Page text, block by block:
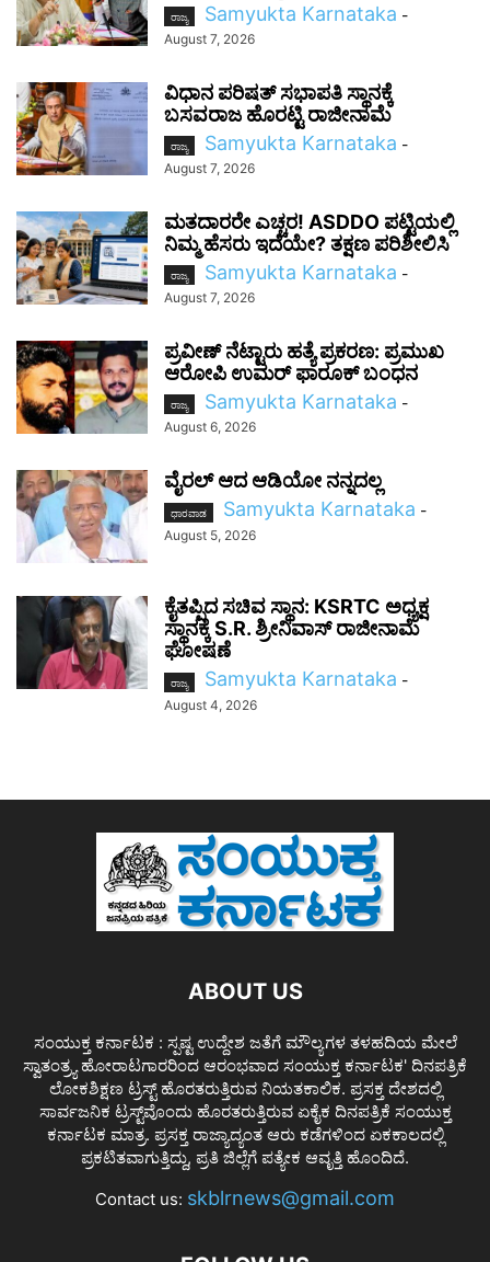
ರಾಜ್ಯ Samyukta Karnataka -
August 7, 2026
ವಿಧಾನ ಪರಿಷತ್ ಸಭಾಪತಿ ಸ್ಥಾನಕ್ಕೆ
ಬಸವರಾಜ ಹೊರಟ್ಟಿ ರಾಜೀನಾಮೆ
ರಾಜ್ಯ Samyukta Karnataka -
August 7, 2026
ಮತದಾರರೇ ಎಚ್ಚರ! ASDDO ಪಟ್ಟಿಯಲ್ಲಿ
ನಿಮ್ಮ ಹೆಸರು ಇದೆಯೇ? ತಕ್ಷಣ ಪರಿಶೀಲಿಸಿ
ರಾಜ್ಯ Samyukta Karnataka -
August 7, 2026
ಪ್ರವೀಣ್ ನೆಟ್ಟಾರು ಹತ್ಯೆ ಪ್ರಕರಣ: ಪ್ರಮುಖ
ಆರೋಪಿ ಉಮರ್ ಫಾರೂಕ್ ಬಂಧನ
ರಾಜ್ಯ Samyukta Karnataka -
August 6, 2026
ವೈರಲ್ ಆದ ಆಡಿಯೋ ನನ್ನದಲ್ಲ
ಧಾರವಾಡ Samyukta Karnataka -
August 5, 2026
ಕೈತಪ್ಪಿದ ಸಚಿವ ಸ್ಥಾನ: KSRTC ಅಧ್ಯಕ್ಷ
ಸ್ಥಾನಕ್ಕೆ S.R. ಶ್ರೀನಿವಾಸ್ ರಾಜೀನಾಮೆ
ಘೋಷಣೆ
ರಾಜ್ಯ Samyukta Karnataka -
August 4, 2026
ABOUT US
ಸಂಯುಕ್ತ ಕರ್ನಾಟಕ : ಸ್ಪಷ್ಟ ಉದ್ದೇಶ ಜತೆಗೆ ಮೌಲ್ಯಗಳ ತಳಹದಿಯ ಮೇಲೆ
ಸ್ವಾತಂತ್ರ್ಯ ಹೋರಾಟಗಾರರಿಂದ ಆರಂಭವಾದ ಸಂಯುಕ್ತ ಕರ್ನಾಟಕ' ದಿನಪತ್ರಿಕೆ
ಲೋಕಶಿಕ್ಷಣ ಟ್ರಸ್ಟ್ ಹೊರತರುತ್ತಿರುವ ನಿಯತಕಾಲಿಕ. ಪ್ರಸಕ್ತ ದೇಶದಲ್ಲಿ
ಸಾರ್ವಜನಿಕ ಟ್ರಸ್ಟ್‌ವೊಂದು ಹೊರತರುತ್ತಿರುವ ಏಕೈಕ ದಿನಪತ್ರಿಕೆ ಸಂಯುಕ್ತ
ಕರ್ನಾಟಕ ಮಾತ್ರ. ಪ್ರಸಕ್ತ ರಾಜ್ಯಾದ್ಯಂತ ಆರು ಕಡೆಗಳಿಂದ ಏಕಕಾಲದಲ್ಲಿ
ಪ್ರಕಟಿತವಾಗುತ್ತಿದ್ದು, ಪ್ರತಿ ಜಿಲ್ಲೆಗೆ ಪತ್ಯೇಕ ಆವೃತ್ತಿ ಹೊಂದಿದೆ.
Contact us: skblrnews@gmail.com